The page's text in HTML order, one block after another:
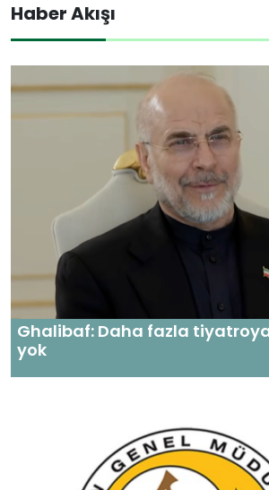
Haber Akışı
Ghalibaf: Daha fazla
yok